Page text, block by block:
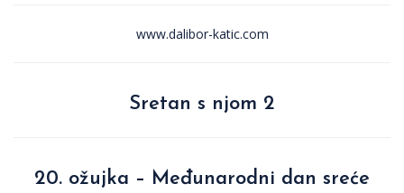
www.dalibor-katic.com
Sretan s njom 2
20. ožujka – Međunarodni dan sreće